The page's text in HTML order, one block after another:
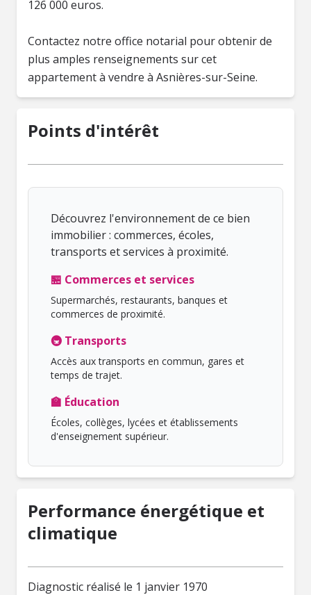
126 000 euros.
Contactez notre office notarial pour obtenir de
plus amples renseignements sur cet
Points d'intérêt
Découvrez l'environnement de ce bien
immobilier : commerces, écoles,
transports et services à proximité.
🏪 Commerces et services
Supermarchés, restaurants, banques et
commerces de proximité.
🚇 Transports
Accès aux transports en commun, gares et
temps de trajet.
🏫 Éducation
Écoles, collèges, lycées et établissements
d'enseignement supérieur.
Performance énergétique et
climatique
Diagnostic réalisé le 1 janvier 1970